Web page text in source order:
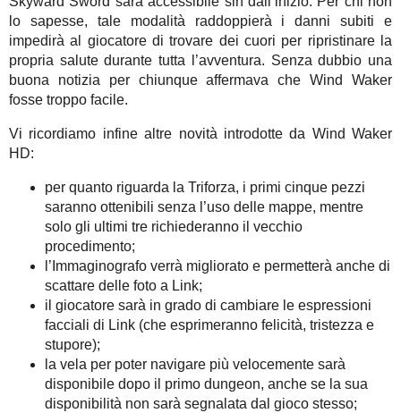
lo sapesse, tale modalità raddoppierà i danni subiti e
impedirà al giocatore di trovare dei cuori per ripristinare la
propria salute durante tutta l’avventura. Senza dubbio una
buona notizia per chiunque affermava che Wind Waker
fosse troppo facile.
Vi ricordiamo infine altre novità introdotte da Wind Waker
HD:
per quanto riguarda la Triforza, i primi cinque pezzi
saranno ottenibili senza l’uso delle mappe, mentre
solo gli ultimi tre richiederanno il vecchio
procedimento;
l’Immaginografo verrà migliorato e permetterà anche di
scattare delle foto a Link;
il giocatore sarà in grado di cambiare le espressioni
facciali di Link (che esprimeranno felicità, tristezza e
stupore);
la vela per poter navigare più velocemente sarà
disponibile dopo il primo dungeon, anche se la sua
disponibilità non sarà segnalata dal gioco stesso;